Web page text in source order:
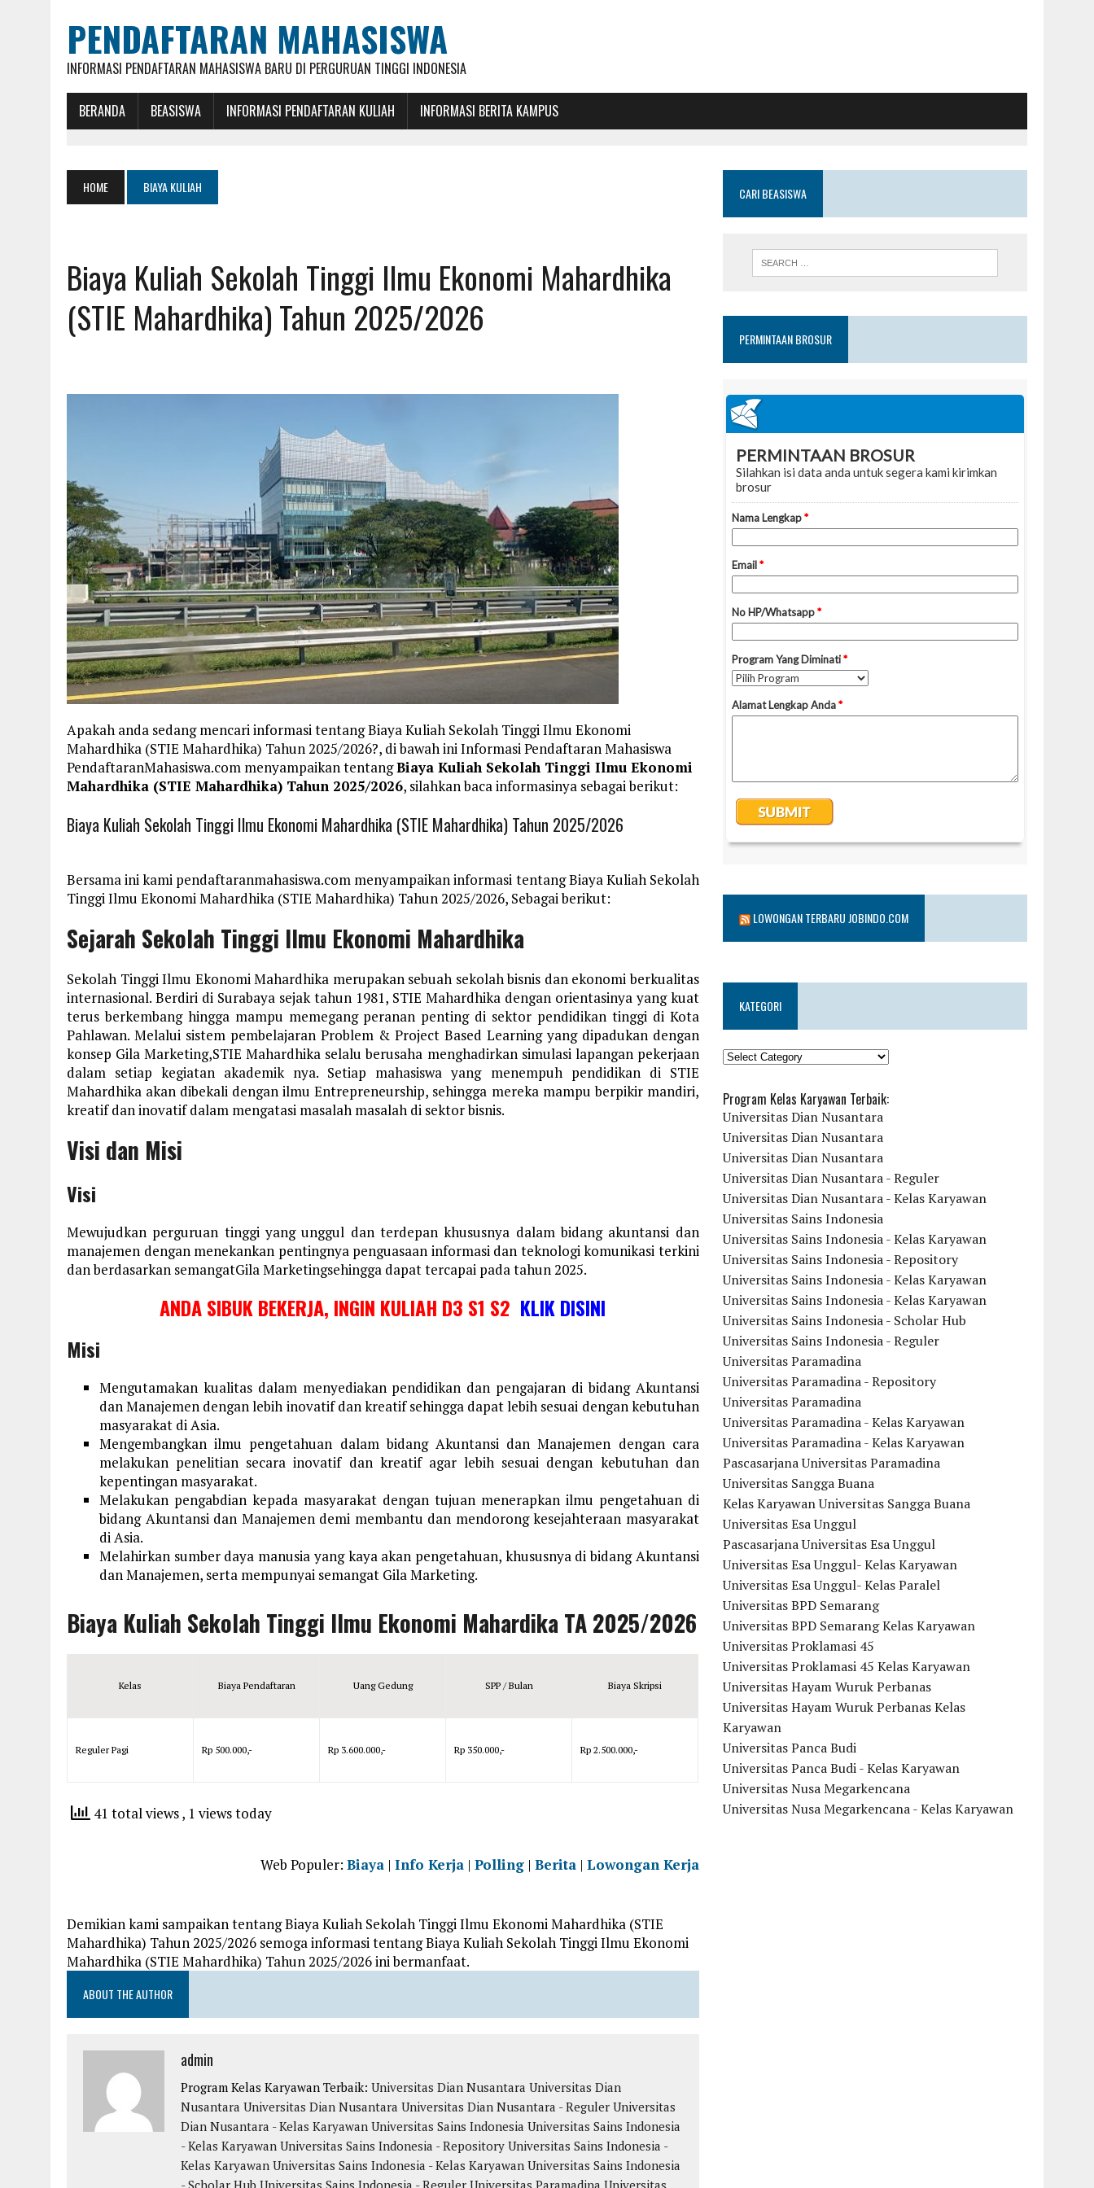
PENDAFTARAN MAHASISWA
INFORMASI PENDAFTARAN MAHASISWA BARU DI PERGURUAN TINGGI INDONESIA
BERANDA BEASISWA INFORMASI PENDAFTARAN KULIAH INFORMASI BERITA KAMPUS
HOME BIAYA KULIAH
Biaya Kuliah Sekolah Tinggi Ilmu Ekonomi Mahardhika
(STIE Mahardhika) Tahun 2025/2026
Apakah anda sedang mencari informasi tentang Biaya Kuliah Sekolah Tinggi Ilmu Ekonomi
Mahardhika (STIE Mahardhika) Tahun 2025/2026?, di bawah ini Informasi Pendaftaran Mahasiswa
PendaftaranMahasiswa.com menyampaikan tentangBiaya Kuliah Sekolah Tinggi Ilmu Ekonomi
Mahardhika (STIE Mahardhika) Tahun 2025/2026, silahkan baca informasinya sebagai berikut:
Biaya Kuliah Sekolah Tinggi Ilmu Ekonomi Mahardhika (STIE Mahardhika) Tahun 2025/2026
Bersama ini kami pendaftaranmahasiswa.com menyampaikan informasi tentang Biaya Kuliah Sekolah
Tinggi Ilmu Ekonomi Mahardhika (STIE Mahardhika) Tahun 2025/2026, Sebagai berikut:
Sejarah Sekolah Tinggi Ilmu Ekonomi Mahardhika
Sekolah Tinggi Ilmu Ekonomi Mahardhika merupakan sebuah sekolah bisnis dan ekonomi berkualitas
internasional. Berdiri di Surabaya sejak tahun 1981, STIE Mahardhika dengan orientasinya yang kuat
terus berkembang hingga mampu memegang peranan penting di sektor pendidikan tinggi di Kota
Pahlawan. Melalui sistem pembelajaran Problem & Project Based Learning yang dipadukan dengan
konsep Gila Marketing,STIE Mahardhika selalu berusaha menghadirkan simulasi lapangan pekerjaan
dalam setiap kegiatan akademik nya. Setiap mahasiswa yang menempuh pendidikan di STIE
Mahardhika akan dibekali dengan ilmu Entrepreneurship, sehingga mereka mampu berpikir mandiri,
kreatif dan inovatif dalam mengatasi masalah masalah di sektor bisnis.
Visi dan Misi
Visi
Mewujudkan perguruan tinggi yang unggul dan terdepan khususnya dalam bidang akuntansi dan
manajemen dengan menekankan pentingnya penguasaan informasi dan teknologi komunikasi terkini
dan berdasarkan semangatGila Marketingsehingga dapat tercapai pada tahun 2025.
ANDA SIBUK BEKERJA, INGIN KULIAH D3 S1 S2 KLIK DISINI
Misi
Mengutamakan kualitas dalam menyediakan pendidikan dan pengajaran di bidang Akuntansi
dan Manajemen dengan lebih inovatif dan kreatif sehingga dapat lebih sesuai dengan kebutuhan
masyarakat di Asia.
Mengembangkan ilmu pengetahuan dalam bidang Akuntansi dan Manajemen dengan cara
melakukan penelitian secara inovatif dan kreatif agar lebih sesuai dengan kebutuhan dan
kepentingan masyarakat.
Melakukan pengabdian kepada masyarakat dengan tujuan menerapkan ilmu pengetahuan di
bidang Akuntansi dan Manajemen demi membantu dan mendorong kesejahteraan masyarakat
di Asia.
Melahirkan sumber daya manusia yang kaya akan pengetahuan, khususnya di bidang Akuntansi
dan Manajemen, serta mempunyai semangat Gila Marketing.
Biaya Kuliah Sekolah Tinggi Ilmu Ekonomi Mahardika TA 2025/2026
Kelas Biaya Pendaftaran Uang Gedung SPP / Bulan Biaya Skripsi
Reguler Pagi Rp 500.000,- Rp 3.600.000,- Rp 350.000,- Rp 2.500.000,-
41 total views, 1 views today
Web Populer: Biaya| Info Kerja| Polling| Berita| Lowongan Kerja
Demikian kami sampaikan tentang Biaya Kuliah Sekolah Tinggi Ilmu Ekonomi Mahardhika (STIE
Mahardhika) Tahun 2025/2026 semoga informasi tentang Biaya Kuliah Sekolah Tinggi Ilmu Ekonomi
Mahardhika (STIE Mahardhika) Tahun 2025/2026 ini bermanfaat.
ABOUT THE AUTHOR
admin
Program Kelas Karyawan Terbaik: Universitas Dian Nusantara Universitas Dian
Nusantara Universitas Dian Nusantara Universitas Dian Nusantara - Reguler Universitas
Dian Nusantara - Kelas Karyawan Universitas Sains Indonesia Universitas Sains Indonesia
- Kelas Karyawan Universitas Sains Indonesia - Repository Universitas Sains Indonesia -
Kelas Karyawan Universitas Sains Indonesia - Kelas Karyawan Universitas Sains Indonesia
- Scholar Hub Universitas Sains Indonesia - Reguler Universitas Paramadina Universitas
CARI BEASISWA
PERMINTAAN BROSUR
LOWONGAN TERBARU JOBINDO.COM
KATEGORI
KATEGORI
Program Kelas Karyawan Terbaik:
Universitas Dian Nusantara
Universitas Dian Nusantara
Universitas Dian Nusantara
Universitas Dian Nusantara - Reguler
Universitas Dian Nusantara - Kelas Karyawan
Universitas Sains Indonesia
Universitas Sains Indonesia - Kelas Karyawan
Universitas Sains Indonesia - Repository
Universitas Sains Indonesia - Kelas Karyawan
Universitas Sains Indonesia - Kelas Karyawan
Universitas Sains Indonesia - Scholar Hub
Universitas Sains Indonesia - Reguler
Universitas Paramadina
Universitas Paramadina - Repository
Universitas Paramadina
Universitas Paramadina - Kelas Karyawan
Universitas Paramadina - Kelas Karyawan
Pascasarjana Universitas Paramadina
Universitas Sangga Buana
Kelas Karyawan Universitas Sangga Buana
Universitas Esa Unggul
Pascasarjana Universitas Esa Unggul
Universitas Esa Unggul- Kelas Karyawan
Universitas Esa Unggul- Kelas Paralel
Universitas BPD Semarang
Universitas BPD Semarang Kelas Karyawan
Universitas Proklamasi 45
Universitas Proklamasi 45 Kelas Karyawan
Universitas Hayam Wuruk Perbanas
Universitas Hayam Wuruk Perbanas Kelas
Karyawan
Universitas Panca Budi
Universitas Panca Budi - Kelas Karyawan
Universitas Nusa Megarkencana
Universitas Nusa Megarkencana - Kelas Karyawan